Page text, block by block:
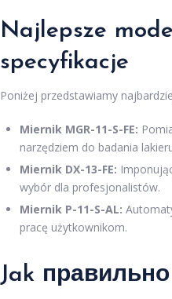
Najlepsze
specyfikacje
Poniżej przedstawiamy
Miernik MGR-11-S-FE:
narzędziem do badania
Miernik DX-13-FE:
wybór dla profesjonalistów.
Miernik P-11-S-AL:
pracę użytkownikom.
Jak